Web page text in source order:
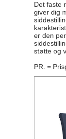
Det faste
giver dig
er den
støtte og
PR. =